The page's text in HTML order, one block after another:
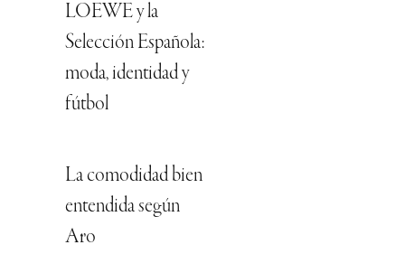
LOEWE y la
Selección Española:
moda, identidad y
fútbol
La comodidad bien
entendida según
Aro